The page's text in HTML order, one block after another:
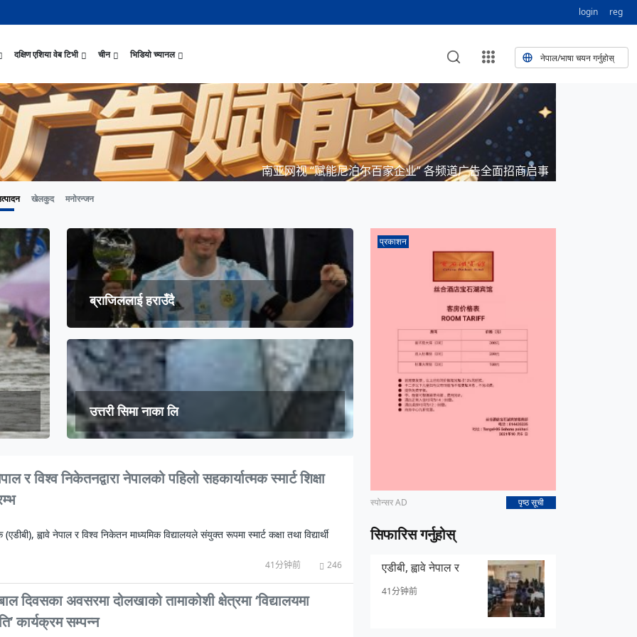
login reg
जारी रहेको पाकिस
दिल्लीको जोड
छुट्टा
विवाह
प्राचीन राजधानी विश
कारखानामा आगल
सङ्कटमा
दबाब
१३ जनाको मृत्यु
दुईको मृत्
नवनियुक्त दुई मन्त्रीको शपथ
अन्नपूर्ण आधार शिविरको अक्टोबर महिनामा अद्
नेपाल कला तथा संस्कृति महोत्सव काठमाडौंमा स
जापानी आक्रमण विरुद्धको प्रतिरोध युद्ध र वि
जापानी आक्रमण विरुद्धको प्रतिरोध युद्ध र वि
समाचार सीमाबाट नेपाल प्रवेश गर्न परिचयपत्र अनिवार
डिजिटल कारोबारका लागि सञ्चालनमा आयो चाइनाब
पहिरो र बाढीका कारण देशका विभिन्न राजमार्ग
सुनसरी घटनामा संयमता अपनाउन प्रचण्डको आग्र
अन्तरक्रियात्मक बालनाटक ‘गुलियो स्याउ’ले स
करदाता प्रोत्साहन उपहार कार्यक्रमलाई सहजीक
प्रभु बैङ्कमा अनियमितता, प्रमुख व्यवसाय अधि
ढुक्क भएर लगानी विस्तार गर्न उद्योगी–व्यवस
प्रतिवेदनबिनै सवा करोड भ्रमण खर्च
एघार महिनामा तीन सय एकानब्बे खर्ब तरलता प्र
पर्यटकीय महत्वका ३५ स्थान चयन
आर्थिक वर्ष २०८२/८३ मा बाह्र लाख पर्यटक भित्
उपल्लाचौर बजार
पर्यटकीय क्षेत्रलक्षित कुरिलो खेती
मौलिक संस्कृतिः खिर खाएर मनाइँदै साउन १५
भक्तजनका लागि पशुपतिनाथमा दर्शन र पूजाआजा व
आज हरिशयनी एकादशी : तुलसीको बिरुवा सारिँदै
साउने पहिलो सोमबारमा ‘मधेशको कैलास’ टुटेश्
अन्तर्राष्ट्रिय बाल दिवसका अवसरमा दोलखाको
हिमालय एअरलाइन्स्कोे ऐतिहासिक काठमाडौँ–शे
अवार्ड विजेता ६ चिनियाँ फिल्मको काठमाडौंमा
न्युज पोलारका प्रधान सम्पादक बरिष्ठ पत्रका
विदेशी लिगमा खेल्दै नेपाली फुटबलर
नेदरल्यान्डससँग नेपाल ५७ रनले पराजित
सीसीआरसीको सहज जित
विश्वकप लिग–२ : नामिबियाले नेपाललाई दियो २१
नेपालकै जेठो जिम व्यायाम मन्दिर नयाँ स्वरूप
उत्कृष्ट ‘दी ओडिसी’
करोडको व्यापारमा चार चलचित्र
माया गुरुङ साङ्गितिक साँझ हुने
शर्मिला थापाको लगानीमा नेपाली फिल्म ‘आशा’ न
कलाकारलाई प्रविधिमा पोख्त हुन सुझाव
दक्षिण एशिया वेब टिभी
सामान्य समाचार काठमाडौँमा चीन नेपाल अन्वेषण यात्रा पर्यटन
अन्तर्राष्ट्रिय बाल दिवस ‘विद्यालयमा चिनिय
अवार्ड विजेता ६ चिनियाँ फिल्मको काठमाडौंमा
अन्तराष्ट्रिय चिनियाँ भाषा दिवस समारोह सम्
संस्कृति र कला NEW CULTURAL AND CREATIVE WORKSHOP DIGITAL NATIONAL TREND INNOVATION
“兰亭·雅集:书写中尼友谊” : 中国舞蹈《寻茶》独舞
“兰亭·雅集:书写中尼友谊”: 歌曲《乡恋》
“兰亭·雅集:书写中尼友谊”: 歌曲《有点甜》
रुइदा नेपालः गुणस्तरीय पीवीसी छाना तथा टाइल
संस्कृति संरक्षणमा जीवन समर्पित गरेका सुदु
बलभद्र कुंवर हारे पनि किन बनाए अङ्ग्रेजले उ
नेपालको लागि अन्तरास्ट्रिय लगानी
दक्षिण एशिया नेटवर्क टिभी | हुवा्न काउन्टी
दक्षिण एशिया नेटवर्क टिभी | ६६ वटा भेडा ३.३ म
दक्षिण एशिया नेटवर्क टिभी | हुवा्न चौंको प्र
दक्षिण एशिया नेटवर्क टिभी | हुवा्न चौंको लोङ
दक्षिण एशिया नेटवर्क टिभी |“रमिलाको आँखामा
दक्षिण एशिया नेटवर्क टिभी |“रमिलाको आँखामा
दक्षिण एशिया नेटवर्क टिभी |“रमिलाको आँखामा
दक्षिण एशिया नेटवर्क टिभी |“रमिलाको आँखामा
नेपाल पर्यटन विश्व सम्पदा स्वयम्भूनाथको सेरोफेरो
Nepal| Nepal Tourism Board
नेपाल–चाइना ड्रागन बोट रेस फेस्टिभल: धनञ्जय
कर्णालिको उकालि ओरालो
मनाङ यात्रा
CCTV द्वारा अनुमति प्राप्त "२०२३ CCTV वसन्त महोत्सव गाला शो CCTV द्वारा अनुमति प्राप्त "२०२३ CCTV वसन्त महोत
CCTV द्वारा अनुमति प्राप्त "२०२३ CCTV वसन्त महोत
CCTV द्वारा अनुमति प्राप्त "२०२३ CCTV वसन्त महोत
CCTV द्वारा अनुमति प्राप्त "२०२३ CCTV वसन्त महोत
CCTV द्वारा अनुमति प्राप्त "२०२३ CCTV वसन्त महोत
प्रमुख पर्यटकीय स्थल मल्लकालीन राजा हरूको प्राचीन दरबार：भक्तपुर
चीन
पर्यटकीय गन्तव्य उत्तर चीनको भित्री मंगोलियामा फुलेका खुबान
संस्कृती हुबेईको शियानमा भव्य हरियो मणी सांस्कृतिक प
२०२५ पहिलो राष्ट्रिय “महान संस्कृति तथा कला
चीनमा नेपाली संस्कृति प्रदर्शन
चिनियाँ परीकार
तुनहुआङमा सवारीचालकविहीन डेलिभरी गाडि, दुर
भिडियो च्यानल
छोटो भिडियो
टेलि श्रृखंला मिननिङ गाउँ भाग २२
मिननिङ गाउँ भाग २१
मिननिङ गाउँ भाग २०
मिननिङ गाउँ भाग १८
चलचित्र थिएटर
बालेन सरकारको १०० दिनको यात्रा: आज ४५ औँ दिन,
माइक्रो प्रत्यक्ष प्रसारण
चलचित्र र टेलिभिजन जानकारी
नेपाल/भाषा चयन गर्नुहोस्
南亚网视 “赋能尼泊尔百家企业” 各频道广告全面招商启事
खेलकुद मनोरन्जन
ब्राजिललाई हराउँदै
उत्तरी सिमा नाका लि
र विश्व निकेतनद्वारा नेपालको पहिलो सहकार्यात्मक स्मार्ट शिक्षा
ह्वावे नेपाल र विश्व निकेतन माध्यमिक विद्यालयले संयुक्त रूपमा स्मार्ट कक्षा तथा विद्यार्थी
41分钟前 246
दिवसका अवसरमा दोलखाको तामाकोशी क्षेत्रमा ‘विद्यालयमा
कार्यक्रम सम्पन्न
प्रकाशन
स्पोन्सर AD पृष्ठ सूची
सिफारिस गर्नुहोस्
एडीबी, ह्वावे नेपाल र
41分钟前